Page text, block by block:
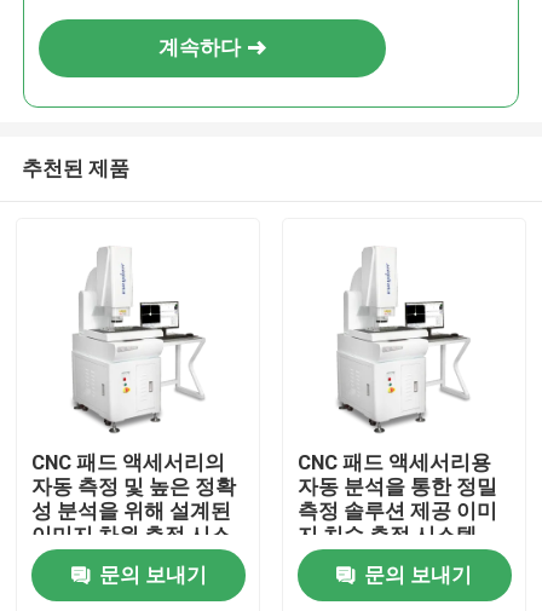
계속하다
추천된 제품
CNC 패드 액세서리의
자동 측정 및 높은 정확
성 분석을 위해 설계된
이미지 차원 측정 시스
템
문의 보내기
CNC 패드 액세서리용
자동 분석을 통한 정밀
측정 솔루션 제공 이미
지 치수 측정 시스템
문의 보내기